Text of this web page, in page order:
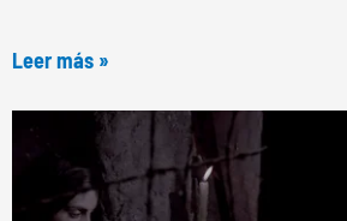
Leer más »